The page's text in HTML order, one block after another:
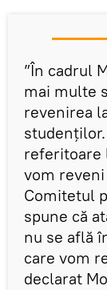
”În cadrul
mai multe
revenirea
referitoare
vom
Comitetul
spune că
nu se află
care vom
declarat